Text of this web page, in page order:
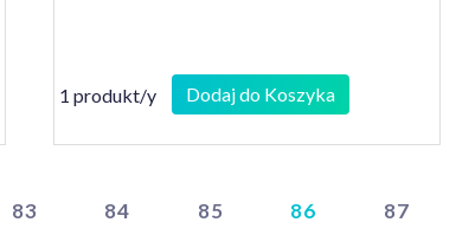
1 produkt/y Dodaj do Koszyka
83 84 85 86 87